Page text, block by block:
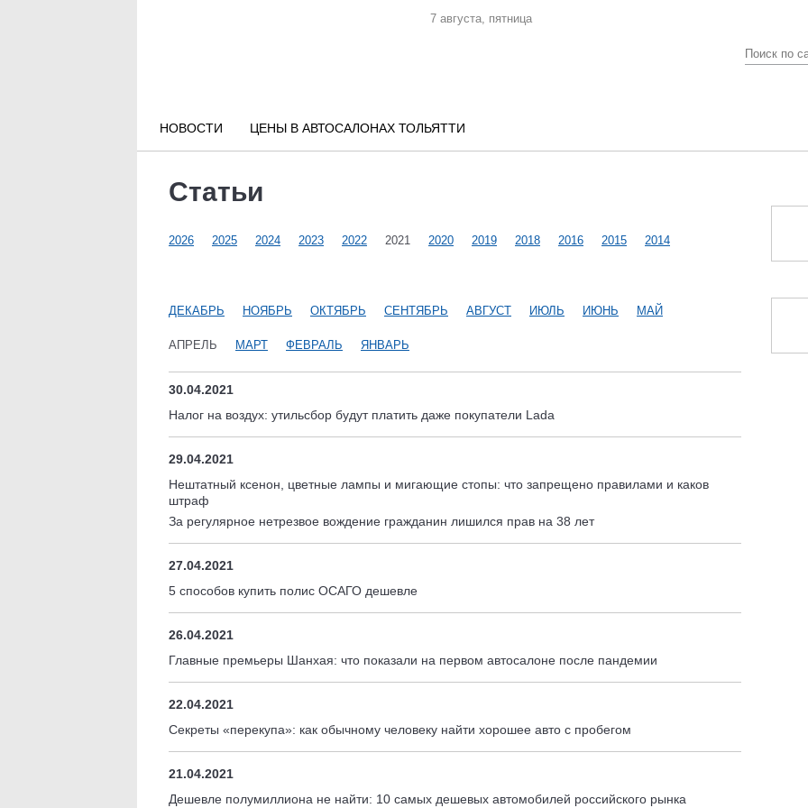
7 августа, пятница
НОВОСТИ ЦЕНЫ В АВТОСАЛОНАХ ТОЛЬЯТТИ
Статьи
2026 2025 2024 2023 2022 2021 2020 2019 2018 2016 2015 2014
ДЕКАБРЬ НОЯБРЬ ОКТЯБРЬ СЕНТЯБРЬ АВГУСТ ИЮЛЬ ИЮНЬ МАЙ
АПРЕЛЬ МАРТ ФЕВРАЛЬ ЯНВАРЬ
30.04.2021
Налог на воздух: утильсбор будут платить даже покупатели Lada
29.04.2021
Нештатный ксенон, цветные лампы и мигающие стопы: что запрещено правилами и каков
штраф
За регулярное нетрезвое вождение гражданин лишился прав на 38 лет
27.04.2021
5 способов купить полис ОСАГО дешевле
26.04.2021
Главные премьеры Шанхая: что показали на первом автосалоне после пандемии
22.04.2021
Секреты «перекупа»: как обычному человеку найти хорошее авто с пробегом
21.04.2021
Дешевле полумиллиона не найти: 10 самых дешевых автомобилей российского рынка